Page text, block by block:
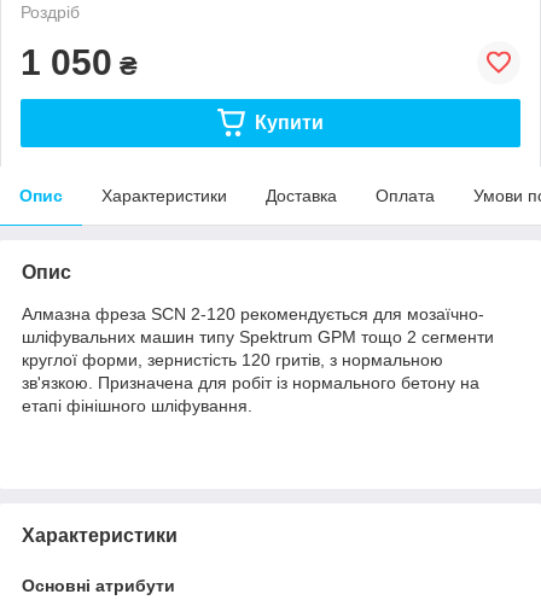
Роздріб
1 050 ₴
Купити
Опис Характеристики Доставка Оплата Умови
Опис
Алмазна фреза SCN 2-120 рекомендується для мозаїчно-
шліфувальних машин типу Spektrum GPM тощо 2 сегменти
круглої форми, зернистість 120 гритів, з нормальною
зв'язкою. Призначена для робіт із нормального бетону на
етапі фінішного шліфування.
Характеристики
Основні атрибути